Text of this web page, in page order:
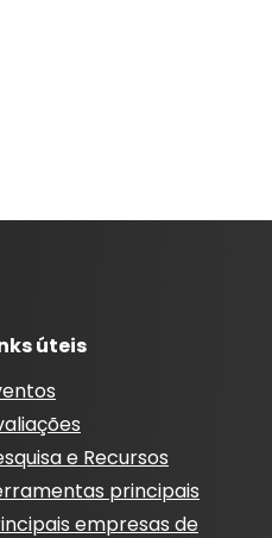
úteis
e Recursos
principais
empresas de